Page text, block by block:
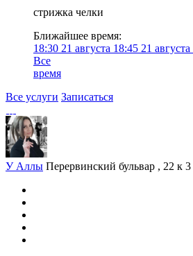
стрижка челки
Ближайшее время:
18:30 21 августа 18:45 21 августа
Все
время
Все услуги Записаться
У Аллы Перервинский бульвар , 22 к 3